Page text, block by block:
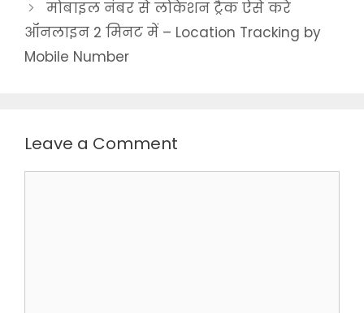
मोबाइल नंबर से लोकेशन ट्रैक ऐसे करे
ऑनलाइन 2 मिनट में – Location Tracking by
Mobile Number
Leave a Comment